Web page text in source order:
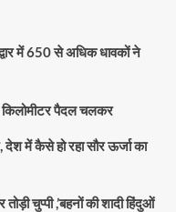
में 650 से अधिक धावकों ने
किलोमीटर पैदल चलकर
में कैसे हो रहा सौर ऊर्जा का
चुप्पी ,’बहनों की शादी हिंदुओं